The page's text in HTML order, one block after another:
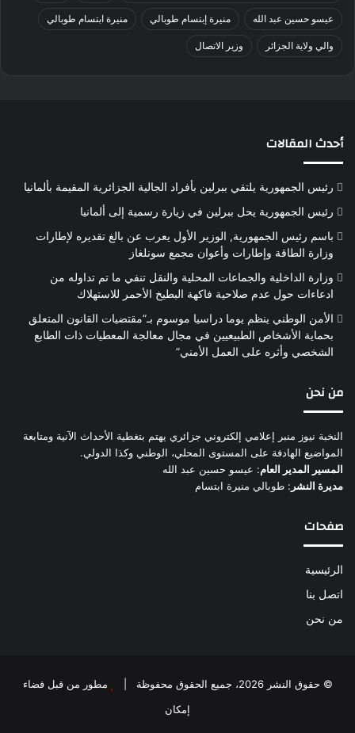
عيسو حسين عبد الله منيرة إبتسام طوبالي منيرة ابتسام طوبالي
والي ولاية الجزائر وزير الاتصال
أحدث المقالات
رئيس الجمهورية يلتقي ببرلين بأفراد الجالية الجزائرية المقيمة بألمانيا
رئيس الجمهورية يحل ببرلين في زيارة رسمية إلى ألمانيا
باسم رئيس الجمهورية, الوزير الأول يعرب عن بالغ تقديره لإطارات
وزارة الطاقة وإطارات وأعوان مجمع سونلغاز
وزارة الداخلية والجماعات المحلية والنقل تنفي ما تم تداوله من
ادعاءات حول عدم صلاحية فاكهة البطيخ الأحمر للاستهلاك
الأمن الوطني ينظم يوما دراسيا موسوم بـ”مقتضيات القانون المتعلق
بحماية الأشخاص الطبيعيين في مجال معالجة المعطيات ذات الطابع
الشخصي وأثره على العمل الأمني”
من نحن
النخبة نيوز منبر إعلامي إلكتروني جزائري يهتم بتغطية الأحداث الآنية ومتابعة
المواضيع الهادفة على المستوى المحلي، الوطني وكذا الدولي.
المسير المدير العام: عيسو حسين عبد الله
مديرة النشر : طوبالي منيرة ابتسام
صفحات
الرئيسية
اتصل بنا
من نحن
© حقوق النشر 2026، جميع الحقوق محفوظة |
مطور من قبل فضاء
إمكان